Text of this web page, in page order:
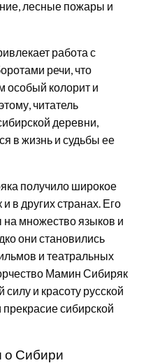
лесные пожары и
работа с
речи, что
особый колорит и
читатель
деревни,
в жизнь и судьбы ее
получило широкое
в других странах. Его
множество языков и
они становились
и театральных
Мамин Сибиряк
силу и красоту русской
сибирской
о Сибири